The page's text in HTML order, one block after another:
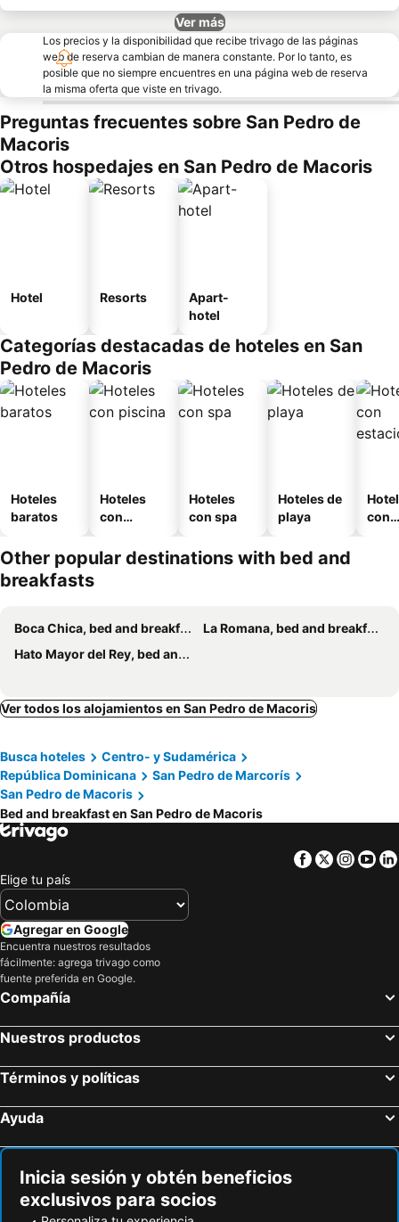
Ver más
Los precios y la disponibilidad que recibe trivago de las páginas
web de reserva cambian de manera constante. Por lo tanto, es
posible que no siempre encuentres en una página web de reserva
la misma oferta que viste en trivago.
Preguntas frecuentes sobre San Pedro de
Macoris
Otros hospedajes en San Pedro de Macoris
Hotel Resorts
Apart-
hotel
Categorías destacadas de hoteles en San
Pedro de Macoris
Hoteles
baratos
Hoteles
con
Hoteles
con spa
Hoteles de
playa
con
Other popular destinations with bed and
breakfasts
Boca Chica, bed and breakfasts
La Romana, bed and breakfasts
Hato Mayor del Rey, bed and breakfasts
Ver todos los alojamientos en San Pedro de Macoris
Busca hoteles
Centro- y Sudamérica
República Dominicana
San Pedro de Marcorís
San Pedro de Macoris
Bed and breakfast en San Pedro de Macoris
Facebook
Twitter
Elige tu país
Agregar en Google
Encuentra nuestros resultados
fácilmente: agrega trivago como
fuente preferida en Google.
Compañía
Nuestros productos
Términos y políticas
Ayuda
Inicia sesión y obtén beneficios
exclusivos para socios